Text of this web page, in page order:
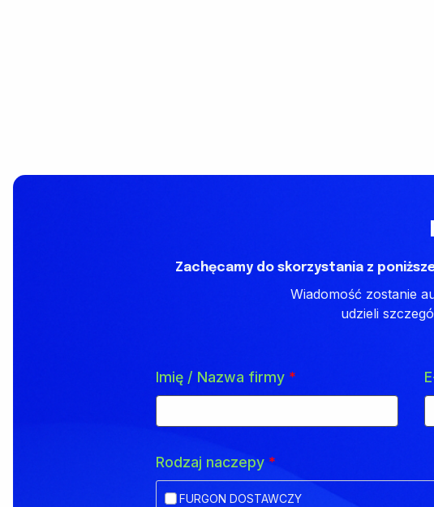
Zachęcamy do skorzystania z
Wiadomość zostanie
udzieli
Imię / Nazwa firmy *
Rodzaj naczepy *
FURGON DOSTAWCZY